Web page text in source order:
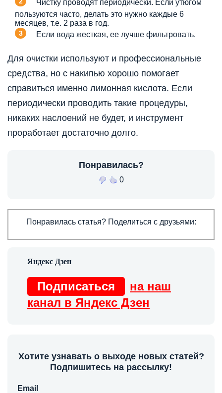
Чистку проводят периодически. Если утюгом
пользуются часто, делать это нужно каждые 6
месяцев, т.е. 2 раза в год.
Если вода жесткая, ее лучше фильтровать.
Для очистки используют и профессиональные
средства, но с накипью хорошо помогает
справиться именно лимонная кислота. Если
периодически проводить такие процедуры,
никаких наслоений не будет, и инструмент
проработает достаточно долго.
Понравилась?
0
Понравилась статья? Поделиться с друзьями:
Подписаться
на наш
канал в Яндекс Дзен
Хотите узнавать о выходе новых статей?
Подпишитесь на рассылку!
Email